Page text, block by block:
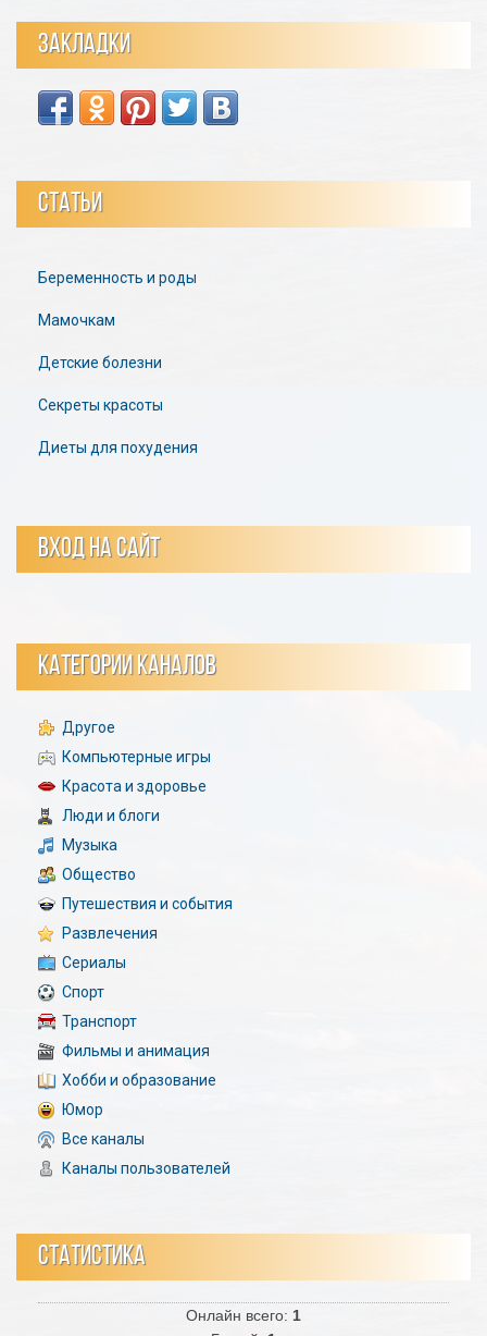
ЗАКЛАДКИ
СТАТЬИ
Беременность и роды
Мамочкам
Детские болезни
Секреты красоты
Диеты для похудения
ВХОД НА САЙТ
КАТЕГОРИИ КАНАЛОВ
Другое
Компьютерные игры
Красота и здоровье
Люди и блоги
Музыка
Общество
Путешествия и события
Развлечения
Сериалы
Спорт
Транспорт
Фильмы и анимация
Хобби и образование
Юмор
Все каналы
Каналы пользователей
СТАТИСТИКА
Онлайн всего: 1